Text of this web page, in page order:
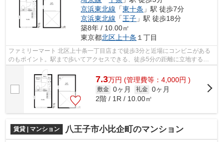
京浜東北線 「東十条 」駅 徒歩7分
京浜東北線 「王子 」駅 徒歩18分
築8年 / 10.00㎡
東京都北区 上十条 １丁目
ファミリーマート 北区上十条一丁目店まで徒歩3分と近場にコンビニがある
のもポイント。駅まで歩いてアクセスできる、徒歩5分の距離に立地する物
件です。平成29年築の物件です。最上階...
7.3万円 (管理費等：4,000円 )
敷金 0ヶ月 礼金 0ヶ月
2階 / 1R / 10.00㎡
賃貸 | マンション 八王子市小比企町のマンション